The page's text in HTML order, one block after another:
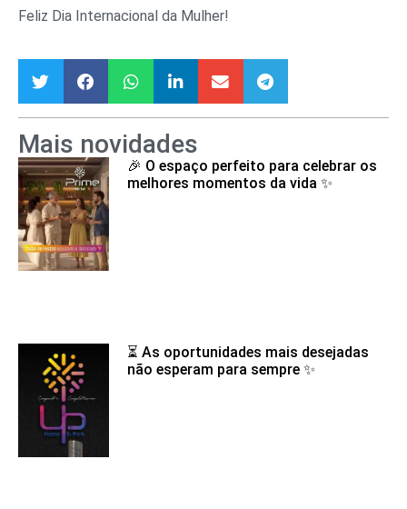
Feliz Dia Internacional da Mulher!
Mais novidades
🎉 O espaço perfeito para celebrar os
melhores momentos da vida ✨
⏳ As oportunidades mais desejadas
não esperam para sempre ✨